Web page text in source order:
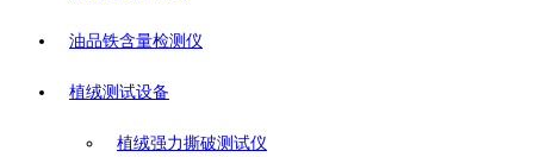
油品铁含量检测仪
植绒测试设备
植绒强力撕破测试仪